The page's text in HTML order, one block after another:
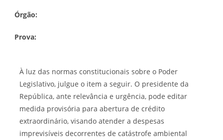
Órgão:
Prova:
À luz das normas constitucionais sobre o Poder
Legislativo, julgue o item a seguir. O presidente da
República, ante relevância e urgência, pode editar
medida provisória para abertura de crédito
extraordinário, visando atender a despesas
imprevisíveis decorrentes de catástrofe ambiental